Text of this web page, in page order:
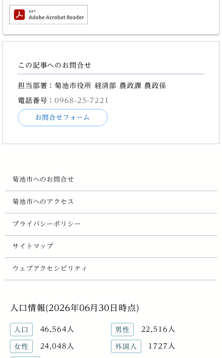
この記事へのお問合せ
担当部署：菊池市役所 経済部 農政課 農政係
電話番号：0968-25-7221
お問合せフォーム
菊池市へのお問合せ
菊池市へのアクセス
プライバシーポリシー
サイトマップ
ウェブアクセシビリティ
人口情報(2026年06月30日時点)
人口 46,564人 男性 22,516人
女性 24,048人 外国人 1727人